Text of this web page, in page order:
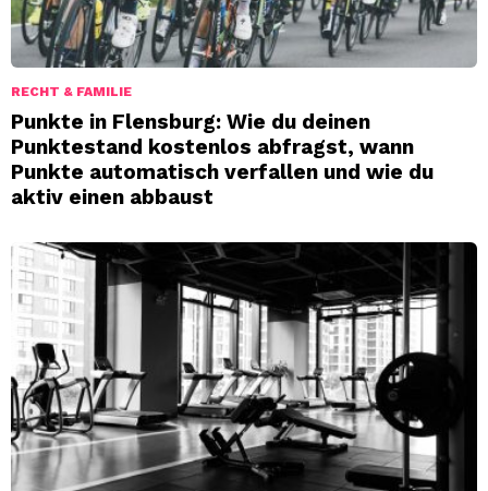
RECHT & FAMILIE
Punkte in Flensburg: Wie du deinen
Punktestand kostenlos abfragst, wann
Punkte automatisch verfallen und wie du
aktiv einen abbaust